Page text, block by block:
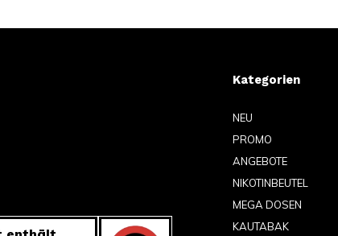
Kategorien
NEU
PROMO
ANGEBOTE
NIKOTINBEUTEL
MEGA DOSEN
KAUTABAK